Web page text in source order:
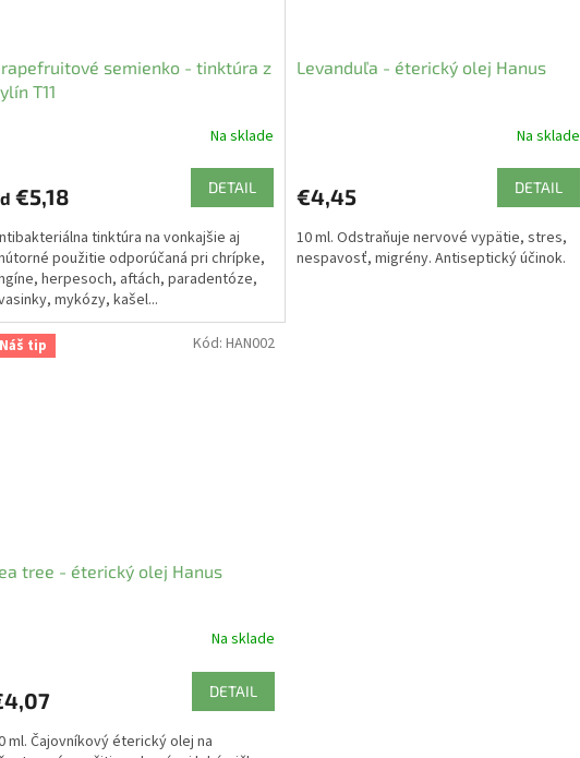
semienko - tinktúra z
T11
Na sklade
€5,18 DETAIL
tinktúra na vonkajšie aj
použitie odporúčaná pri chrípke,
herpesoch, aftách, paradentóze,
mykózy, kašel...
Levanduľa - éterický olej Hanus
Na sklade
€4,45 DETAIL
10 ml. Odstraňuje nervové vypätie, stres,
nespavosť, migrény. Antiseptický účinok.
Náš tip
tree - éterický olej Hanus
Na sklade
DETAIL
ml. Čajovníkový éterický olej na
Kód: HAN002